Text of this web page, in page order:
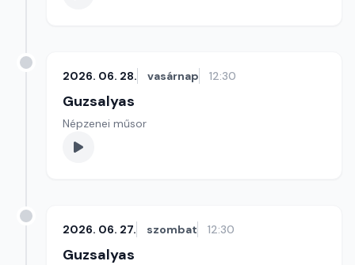
2026. 06. 28. vasárnap 12:30
Guzsalyas
Népzenei műsor
2026. 06. 27. szombat 12:30
Guzsalyas